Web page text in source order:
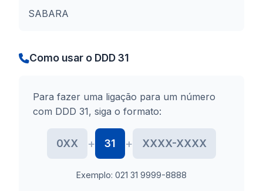
SABARA
Como usar o DDD 31
Para fazer uma ligação para um número
com DDD 31, siga o formato:
0XX + 31 + XXXX-XXXX
Exemplo: 021 31 9999-8888